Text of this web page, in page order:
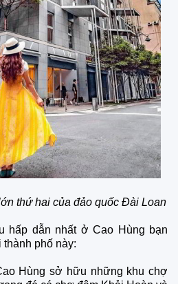
thứ hai của đảo quốc Đài Loan
hấp dẫn nhất ở Cao Hùng bạn
thành phố này:
Hùng sở hữu những khu chợ